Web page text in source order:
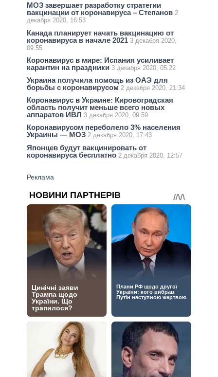
МОЗ завершает разработку стратегии
вакцинации от коронавируса – Степанов 2
декабря 2020, 16:53
Канада планирует начать вакцинацию от
коронавируса в начале 2021 3 декабря 2020,
09:55
Коронавирус в мире: Испания усиливает
карантин на праздники 3 декабря 2020, 05:22
Украина получила помощь из ОАЭ для
борьбы с коронавирусом 2 декабря 2020, 21:34
Коронавирус в Украине: Кировоградская
область получит меньше всего новых
аппаратов ИВЛ 3 декабря 2020, 09:59
Коронавирусом переболело 3% населения
Украины — МОЗ 2 декабря 2020, 17:43
Японцев будут вакцинировать от
коронавируса бесплатно 2 декабря 2020, 12:57